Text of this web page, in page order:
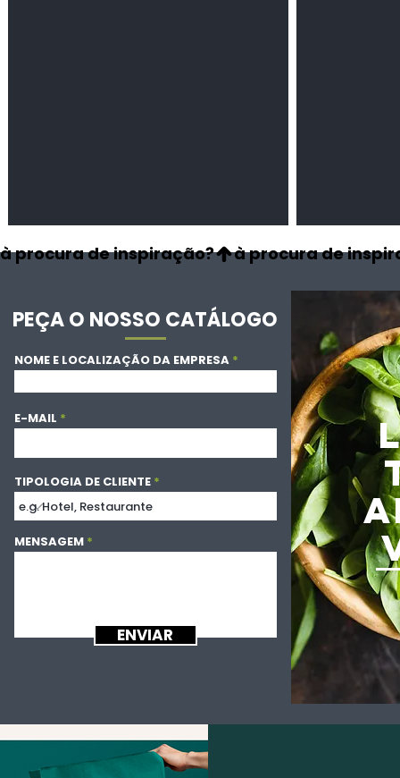
à procura de inspiração?
PEÇA O NOSSO CATÁLOGO
NOME E LOCALIZAÇÃO DA EMPRESA
E-MAIL
TIPOLOGIA DE CLIENTE
MENSAGEM
ENVIAR